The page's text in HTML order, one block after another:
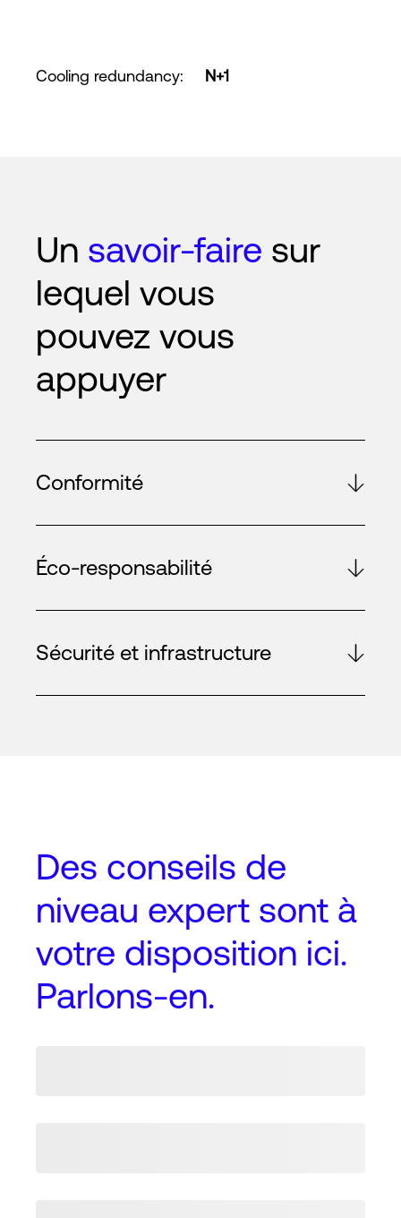
Cooling redundancy: N+1
Un savoir-faire sur
lequel vous
pouvez vous
appuyer
Conformité
Éco-responsabilité
Sécurité et infrastructure
Des conseils de
niveau expert sont à
votre disposition ici.
Parlons-en.